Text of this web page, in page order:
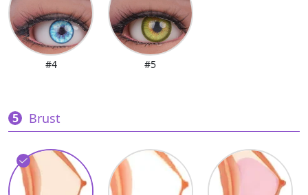
#4 #5
Brust